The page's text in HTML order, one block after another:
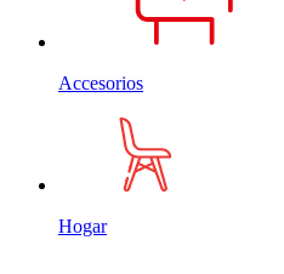
Accesorios
Hogar